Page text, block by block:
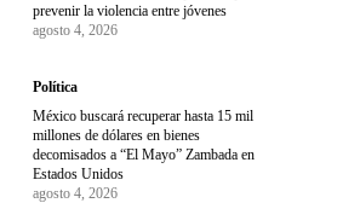
prevenir la violencia entre jóvenes
agosto 4, 2026
Política
México buscará recuperar hasta 15 mil
millones de dólares en bienes
decomisados a “El Mayo” Zambada en
Estados Unidos
agosto 4, 2026